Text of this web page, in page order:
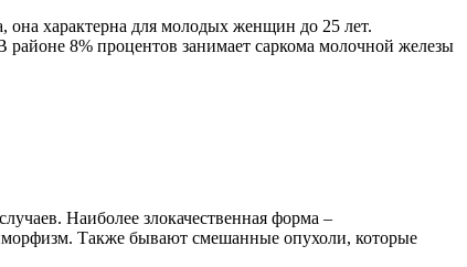
она характерна для молодых женщин до 25 лет.
8% процентов занимает саркома молочной железы
Наиболее злокачественная форма –
Также бывают смешанные опухоли, которые